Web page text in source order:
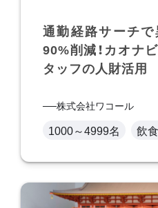
通勤経路サーチ
90%削減！カオナ
タッフの人財活用
株式会社ワコール
1000～4999名 飲